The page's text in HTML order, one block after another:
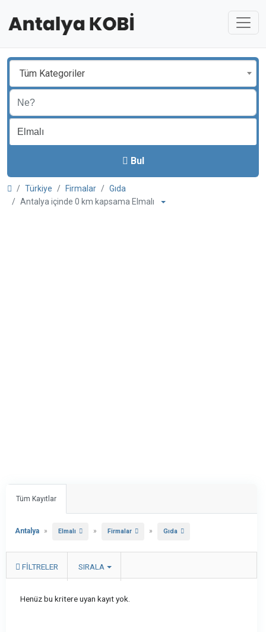
Tüm Kategoriler
Bul
Türkiye Firmalar
Gıda
Antalya içinde 0 km kapsama Elmalı
Tüm Kayıtlar
Antalya » Elmalı » Firmalar » Gıda
FILTRELER SIRALA
Henüz bu kritere uyan kayıt yok.